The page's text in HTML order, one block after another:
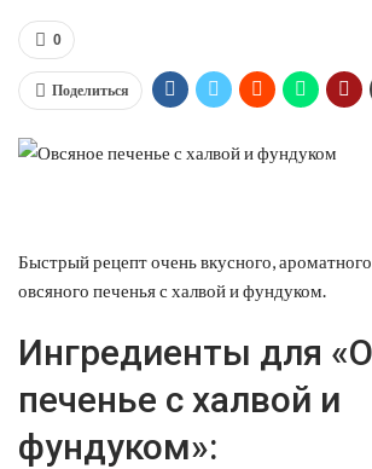
0
Поделиться
Быстрый рецепт очень вкусного,
овсяного печенья с халвой и фундуком.
Ингредиенты для
печенье с халвой и
фундуком»: